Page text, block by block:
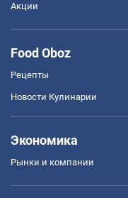
Акции
Food Oboz
Рецепты
Новости Кулинарии
Экономика
Рынки и компании